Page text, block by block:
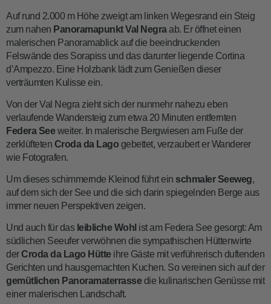
Auf rund 2.000 m Höhe zweigt am linken Wegesrand ein Steig
zum nahen Panoramapunkt Val Negraab. Er öffnet einen
malerischen Panoramablick auf die beeindruckenden
Felswände des Sorapiss und das darunter liegende Cortina
d’Ampezzo. Eine Holzbank lädt zum Genießen dieser
verträumten Kulisse ein.
Von der Val Negra zieht sich der nunmehr nahezu eben
verlaufende Wandersteig zum etwa 20 Minuten entfernten
Federa Seeweiter. In malerische Bergwiesen am Fuße der
zerklüfteten Croda da Lago gebettet, verzaubert er Wanderer
wie Fotografen.
Um dieses schimmernde Kleinod führt ein schmaler Seeweg,
auf dem sich der See und die sich darin spiegelnden Berge aus
immer neuen Perspektiven zeigen.
Und auch für das leibliche Wohl ist am Federa See gesorgt: Am
südlichen Seeufer verwöhnen die sympathischen Hüttenwirte
derCroda da Lago Hütteihre Gäste mit verführerisch duftenden
Gerichten und hausgemachten Kuchen. So vereinen sich auf der
gemütlichen Panoramaterrassedie kulinarischen Genüsse mit
einer malerischen Landschaft.